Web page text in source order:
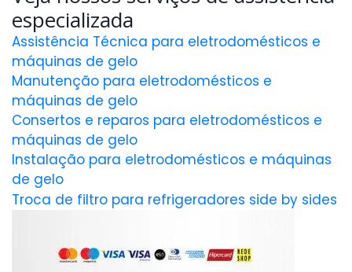
especializada
Assistência Técnica para eletrodomésticos e
máquinas de gelo
Manutenção para eletrodomésticos e
máquinas de gelo
Consertos e reparos para eletrodomésticos e
máquinas de gelo
Instalação para eletrodomésticos e máquinas
de gelo
Troca de filtro para refrigeradores side by sides